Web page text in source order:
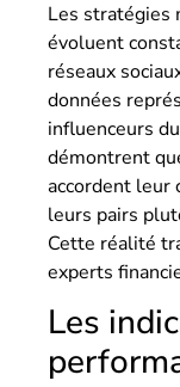
Les stratégies
évoluent
réseaux
données
influenceurs
démontrent
accordent leur
leurs pairs
Cette réalité
experts
Les